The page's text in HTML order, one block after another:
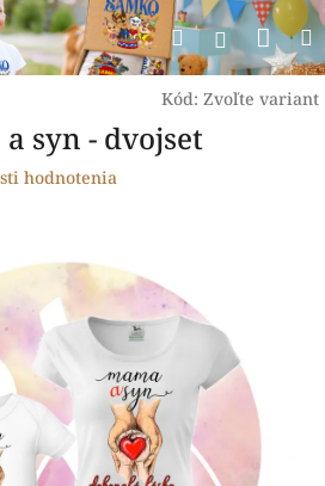
Hľadať
Kód: Zvoľte variant
syn - dvojset
hodnotenia